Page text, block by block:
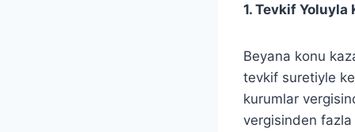
1. Tevkif
Beyana konu
tevkif suretiyle
kurumlar
vergisinden